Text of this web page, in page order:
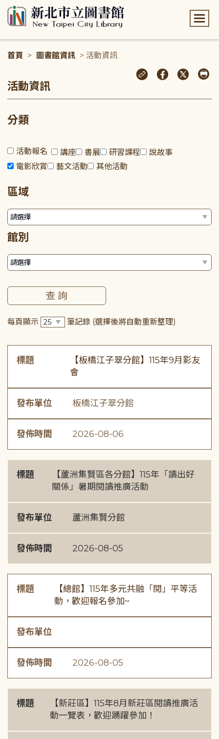
首頁 > 圖書館資訊 > 活動資訊
活動資訊
分類
活動報名 講座 書展 研習課程
說故事
電影欣賞
藝文活動 其他活動
區域
館別
每頁顯示 筆記錄 (選擇後將自動重新整理)
標題
【板橋江子翠分館】115年9月影友
會
發布單位 板橋江子翠分館
發佈時間 2026-08-06
標題
【蘆洲集賢區各分館】115年「讀出好
關係」暑期閱讀推廣活動
發布單位 蘆洲集賢分館
發佈時間 2026-08-05
標題
【總館】115年多元共融「閱」平等活
動，歡迎報名參加~
發布單位
發佈時間 2026-08-05
標題
【新莊區】115年8月新莊區閱讀推廣活
動一覽表，歡迎踴躍參加！